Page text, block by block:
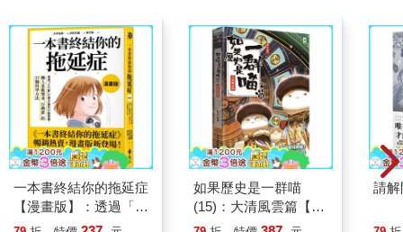
一本書終結你的拖延症
【漫畫版】：透過「小
行動」打開大腦的行動
如果歷史是一群喵
(15)：大清風雲篇【萌
貓漫畫學歷史】
請解